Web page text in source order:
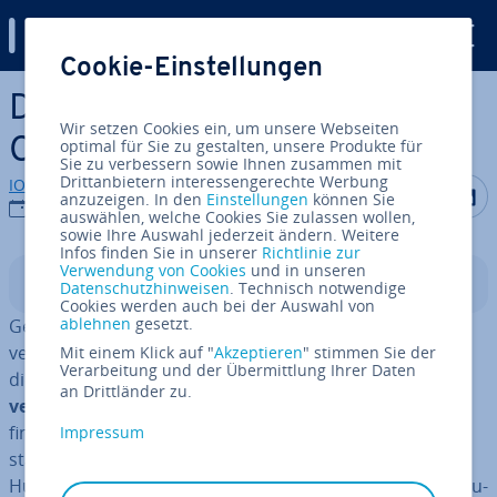
Zum Haupt­in­halt springen
DHCP - Das Dynamic Host
Con­fi­gu­ra­ti­on Protocol
IONOS Redaktion
07.08.2023
Auf Auf
In­halts­ver­zeich­nis
Geräte mit einem be­stehen­den
verbinden, ist in­zwi­schen denkbar einfach: Musste man
die
IP-Adressenfrüher nochmühsam per Hand
vergeben
findet die Adress­ver­wal­tung heut­zu­ta­ge au­to­ma­tisch
statt. Dass
Hubs oder Switches) ver­bin­dungs­su­chen­den Geräten au­
Cookie-Einstellungen
Wir setzen Cookies ein, um unsere Webseiten
optimal für Sie zu gestalten, unsere Produkte für
Sie zu verbessern sowie Ihnen zusammen mit
Drittanbietern interessengerechte Werbung
anzuzeigen. In den Einstellungen können Sie
auswählen, welche Cookies Sie zulassen wollen,
sowie Ihre Auswahl jederzeit ändern. Weitere
Infos finden Sie in unserer Richtlinie zur
Verwendung von Cookies und in unseren
Datenschutzhinweisen. Technisch notwendige
Cookies werden auch bei der Auswahl von
ablehnen gesetzt.
Mit einem Klick auf "Akzeptieren" stimmen Sie der
Verarbeitung und der Übermittlung Ihrer Daten
an Drittländer zu.
Impressum